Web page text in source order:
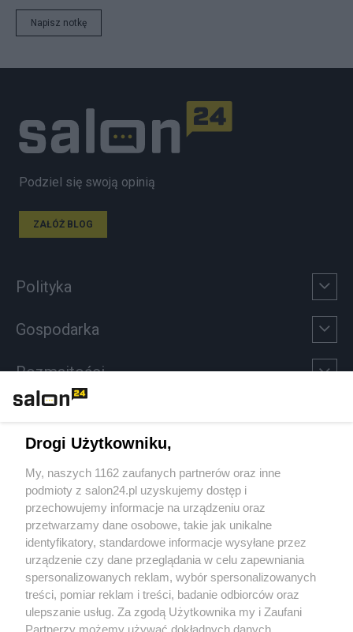
Napisz notkę
Podziel się swoją opinią
ZAŁÓŻ BLOG
Polityka
Gospodarka
Rozmaitości
Sport
Społeczeństwo
Kultura
X Facebook Instagram Youtube
Drogi Użytkowniku,
My, naszych 1162 zaufanych partnerów oraz inne
podmioty z salon24.pl uzyskujemy dostęp i
przechowujemy informacje na urządzeniu oraz
przetwarzamy dane osobowe, takie jak unikalne
identyfikatory, standardowe informacje wysyłane przez
urządzenie czy dane przeglądania w celu zapewniania
spersonalizowanych reklam, wybór spersonalizowanych
treści, pomiar reklam i treści, badanie odbiorców oraz
ulepszanie usług. Za zgodą Użytkownika my i Zaufani
Partnerzy możemy używać dokładnych danych